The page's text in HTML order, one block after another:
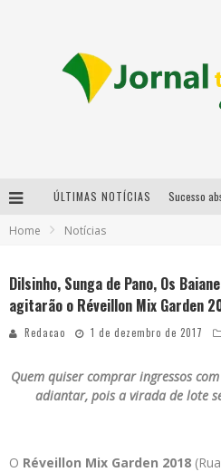
ÚLTIMAS NOTÍCIAS
Home Notícias
Dilsinho, Sunga de Pano, Os
agitarão o Réveillon Mix Garden
Redacao 1 de dezembro de 2017
Quem quiser comprar ingressos
adiantar, pois a virada de lote
O Réveillon Mix Garden 2018